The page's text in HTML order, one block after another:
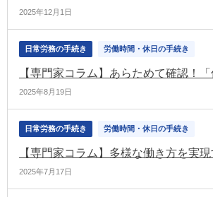
2025年12月1日
日常労務の手続き 労働時間・休日の手続き
2025年8月19日
日常労務の手続き 労働時間・休日の手続き
2025年7月17日